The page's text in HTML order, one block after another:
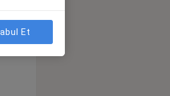
Et